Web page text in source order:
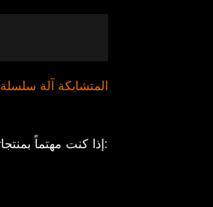
المتشابكة آلة سلسلة
إذا كنت مهتماً بمنتجاتنا، يمكنك: